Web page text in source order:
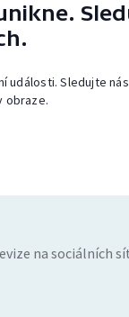
Sledujte nás
obraze.
na sociálních